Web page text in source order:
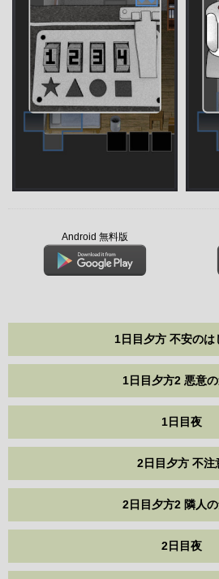
Android 無料版
1日目夕方 不安のは
1日目夕方2 悪意
1日目夜
2日目夕方 不注
2日目夕方2 隣人
2日目夜